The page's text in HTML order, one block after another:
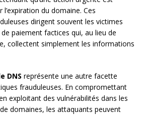
du domaine. Ces
dirigent souvent les victimes
paiement factices qui, au lieu de
collectent simplement les informations
DNS représente une autre facette
frauduleuses. En compromettant
exploitant des vulnérabilités dans les
domaines, les attaquants peuvent